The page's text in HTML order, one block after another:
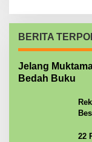
BERITA
Jelang
Bedah Buku
22